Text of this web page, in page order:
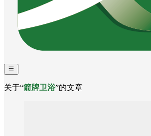
关于“箭牌卫浴”的文章